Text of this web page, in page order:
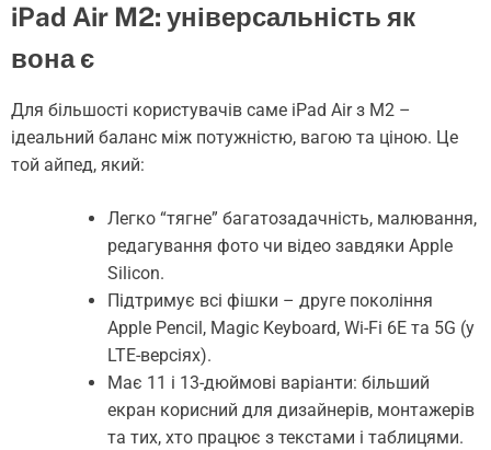
iPad Air M2: універсальність як
вона є
Для більшості користувачів саме iPad Air з M2 –
ідеальний баланс між потужністю, вагою та ціною. Це
той айпед, який:
Легко “тягне” багатозадачність, малювання,
редагування фото чи відео завдяки Apple
Silicon.
Підтримує всі фішки – друге покоління
Apple Pencil, Magic Keyboard, Wi-Fi 6E та 5G (у
LTE-версіях).
Має 11 і 13-дюймові варіанти: більший
екран корисний для дизайнерів, монтажерів
та тих, хто працює з текстами і таблицями.